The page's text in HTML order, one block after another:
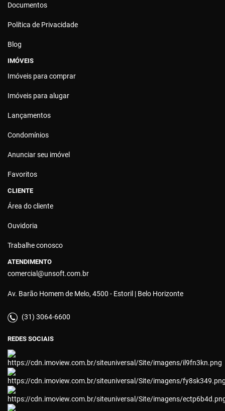
Documentos
Política de Privacidade
Blog
IMÓVEIS
Imóveis para comprar
Imóveis para alugar
Lançamentos
Condomínios
Anunciar seu imóvel
Favoritos
CLIENTE
Área do cliente
Ouvidoria
Trabalhe conosco
ATENDIMENTO
comercial@unsoft.com.br
Av. Barão Homem de Melo, 4500 - Estoril | Belo Horizonte
(31) 3064-6600
REDES SOCIAIS